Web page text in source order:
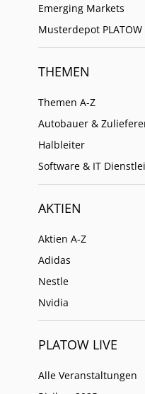
Emerging Markets
Musterdepot PLATOW
THEMEN
Themen A-Z
Autobauer &
Halbleiter
Software & IT
AKTIEN
Aktien A-Z
Adidas
Nestle
Nvidia
PLATOW LIVE
Alle Veranstaltungen